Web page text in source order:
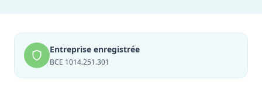
Entreprise enregistrée
BCE 1014.251.301